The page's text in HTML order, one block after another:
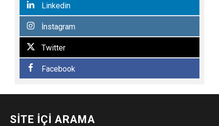
Linkedin
İnstagram
Twitter
Facebook
SITE İÇI ARAMA